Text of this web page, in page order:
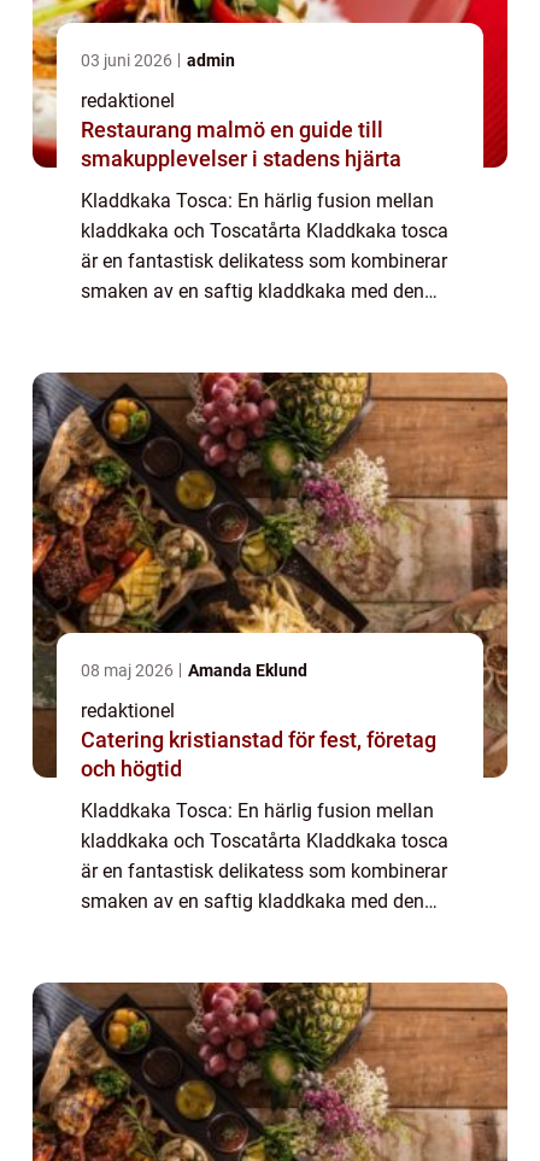
03 juni 2026 admin
redaktionel
Restaurang malmö en guide till
smakupplevelser i stadens hjärta
Kladdkaka Tosca: En härlig fusion mellan
kladdkaka och Toscatårta Kladdkaka tosca
är en fantastisk delikatess som kombinerar
smaken av en saftig kladdkaka med den
bland ch...
08 maj 2026 Amanda Eklund
redaktionel
Catering kristianstad för fest, företag
och högtid
Kladdkaka Tosca: En härlig fusion mellan
kladdkaka och Toscatårta Kladdkaka tosca
är en fantastisk delikatess som kombinerar
smaken av en saftig kladdkaka med den
bland ch...